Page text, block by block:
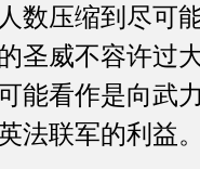
数压缩到尽可
圣威不容许过
能看作是向武
法联军的利益。